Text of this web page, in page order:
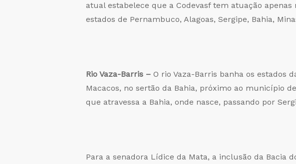
atual estabelece que a Codevasf tem atuação
estados de Pernambuco, Alagoas, Sergipe, Bahia,
Rio Vaza-Barris – O rio Vaza-Barris banha os estados
Macacos, no sertão da Bahia, próximo ao município
que atravessa a Bahia, onde nasce, passando por
Para a senadora Lídice da Mata, a inclusão da Bacia